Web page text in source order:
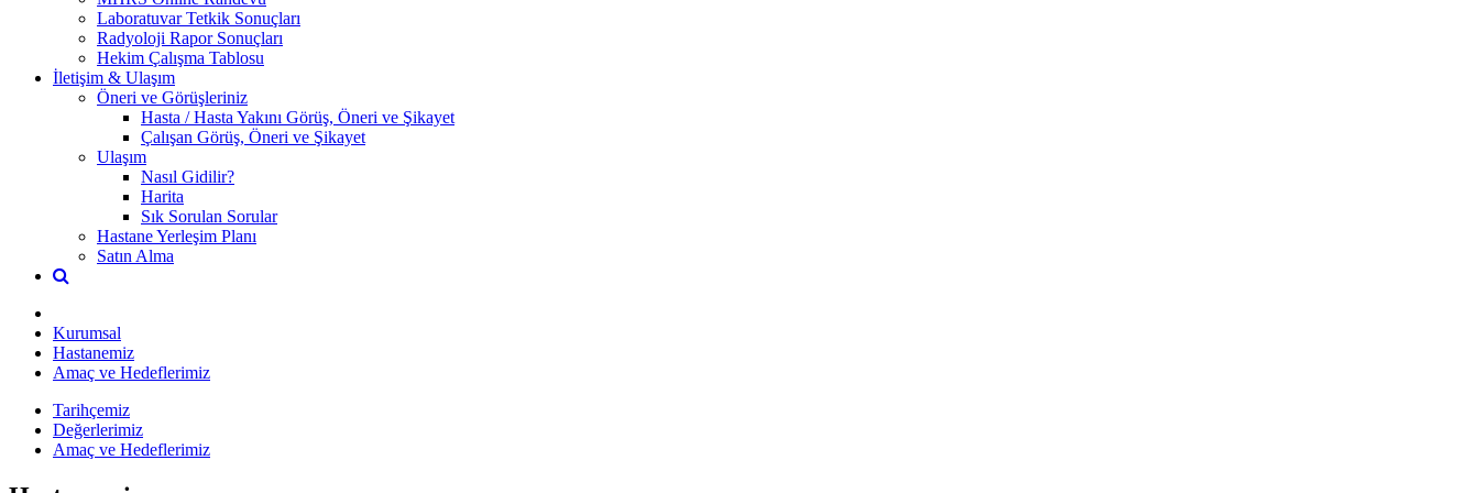
Laboratuvar Tetkik Sonuçları
Radyoloji Rapor Sonuçları
Hekim Çalışma Tablosu
İletişim & Ulaşım
Öneri ve Görüşleriniz
Hasta / Hasta Yakını Görüş, Öneri ve Şikayet
Çalışan Görüş, Öneri ve Şikayet
Ulaşım
Nasıl Gidilir?
Harita
Sık Sorulan Sorular
Hastane Yerleşim Planı
Satın Alma
Kurumsal
Hastanemiz
Amaç ve Hedeflerimiz
Tarihçemiz
Değerlerimiz
Amaç ve Hedeflerimiz